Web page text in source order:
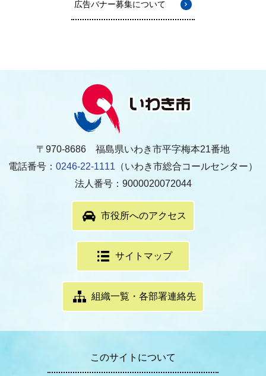
広告バナー募集について
〒970-8686 福島県いわき市平字梅本21番地
電話番号： 0246-22-1111 （いわき市総合コールセンター）
法人番号：9000020072044
市役所へのアクセス
サイトマップ
組織一覧・各部署連絡先
このサイトについて